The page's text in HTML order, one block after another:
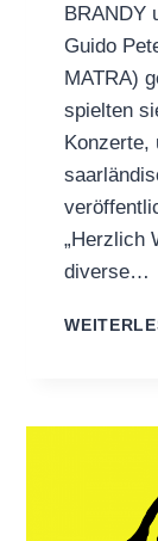
BRANDY
Guido
MATRA)
spielten
Konzerte,
„Herzlich
diverse…